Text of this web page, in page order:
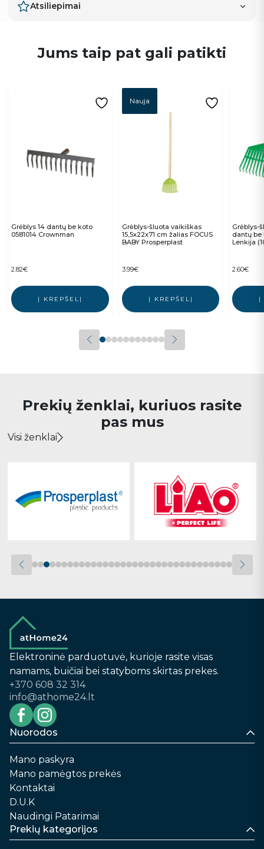
Atsiliepimai
Jums taip pat gali patikti
Grėblys 14 dantų be koto
0581014 Crownman
2.82€
Į KREPŠELĮ
Nauja
Grėblys-šluota vaikiškas
15,5x22x71 cm žalias FOCUS
BABY Prosperplast
3.99€
Į KREPŠELĮ
Grėblys-
dantų be
Lenkija
2.60€
Į
Prekių ženklai, kuriuos rasite
pas mus
Visi ženklai
Elektroninė parduotuvė, kurioje rasite visas
namams, buičiai bei statyboms skirtas prekes.
+370 608 32 314
info@athome24.lt
Nuorodos
Mano paskyra
Mano pamėgtos prekės
Kontaktai
D.U.K
Naudingi Patarimai
Prekių kategorijos